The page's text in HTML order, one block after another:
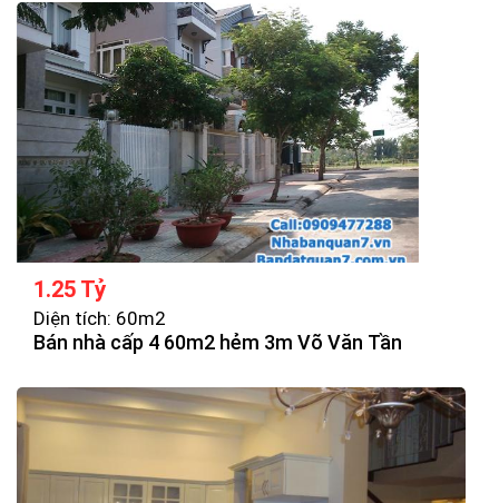
1.25 Tỷ
Diện tích: 60m2
Bán nhà cấp 4 60m2 hẻm 3m Võ Văn Tần